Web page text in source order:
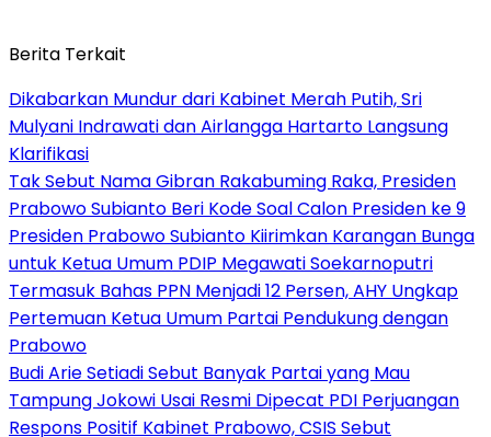
Berita Terkait
Dikabarkan Mundur dari Kabinet Merah Putih, Sri
Mulyani Indrawati dan Airlangga Hartarto Langsung
Klarifikasi
Tak Sebut Nama Gibran Rakabuming Raka, Presiden
Prabowo Subianto Beri Kode Soal Calon Presiden ke 9
Presiden Prabowo Subianto Kiirimkan Karangan Bunga
untuk Ketua Umum PDIP Megawati Soekarnoputri
Termasuk Bahas PPN Menjadi 12 Persen, AHY Ungkap
Pertemuan Ketua Umum Partai Pendukung dengan
Prabowo
Budi Arie Setiadi Sebut Banyak Partai yang Mau
Tampung Jokowi Usai Resmi Dipecat PDI Perjuangan
Respons Positif Kabinet Prabowo, CSIS Sebut